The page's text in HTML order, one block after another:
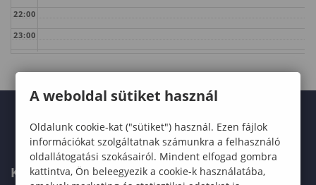
22:00
23:00
KAPCSOLAT
A weboldal sütiket használ
Oldalunk cookie-kat ("sütiket") használ. Ezen fájlok
információkat szolgáltatnak számunkra a felhasználó
oldallátogatási szokásairól. Mindent elfogad gombra
kattintva, Ön beleegyezik a cookie-k használatába,